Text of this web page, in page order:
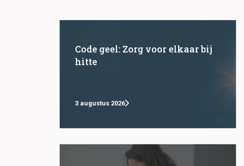
Code geel: Zorg voor elkaar bij
hitte
3 augustus 2026